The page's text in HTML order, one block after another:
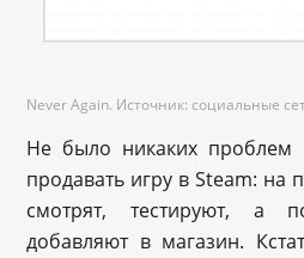
Never Again. Источник: социальные
Не было никаких проблем
продавать игру в Steam: на
смотрят, тестируют, а
добавляют в магазин.